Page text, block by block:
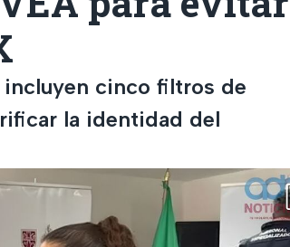
cinco filtros de
la identidad del